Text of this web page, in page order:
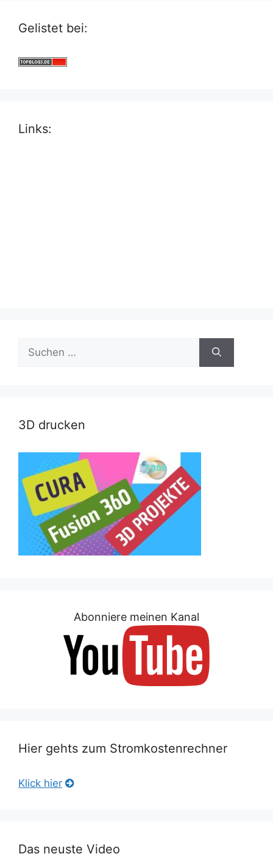
Gelistet bei:
Links:
Suche
nach:
3D drucken
Abonniere meinen Kanal
Hier gehts zum Stromkostenrechner
Klick hier
Das neuste Video